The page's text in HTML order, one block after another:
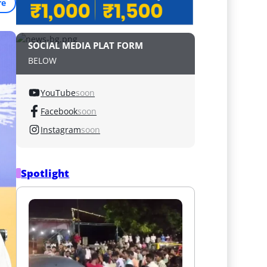
SOCIAL MEDIA PLAT FORM
BELOW
YouTubesoon
Facebooksoon
Instagramsoon
Spotlight